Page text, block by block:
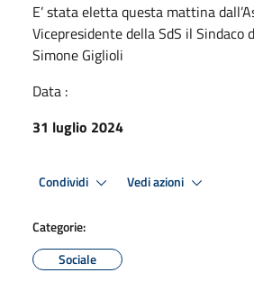
E’ stata eletta questa mattina
Vicepresidente della SdS il Sindaco
Simone Giglioli
Data :
31 luglio 2024
Condividi Vedi azioni
Categorie:
Sociale